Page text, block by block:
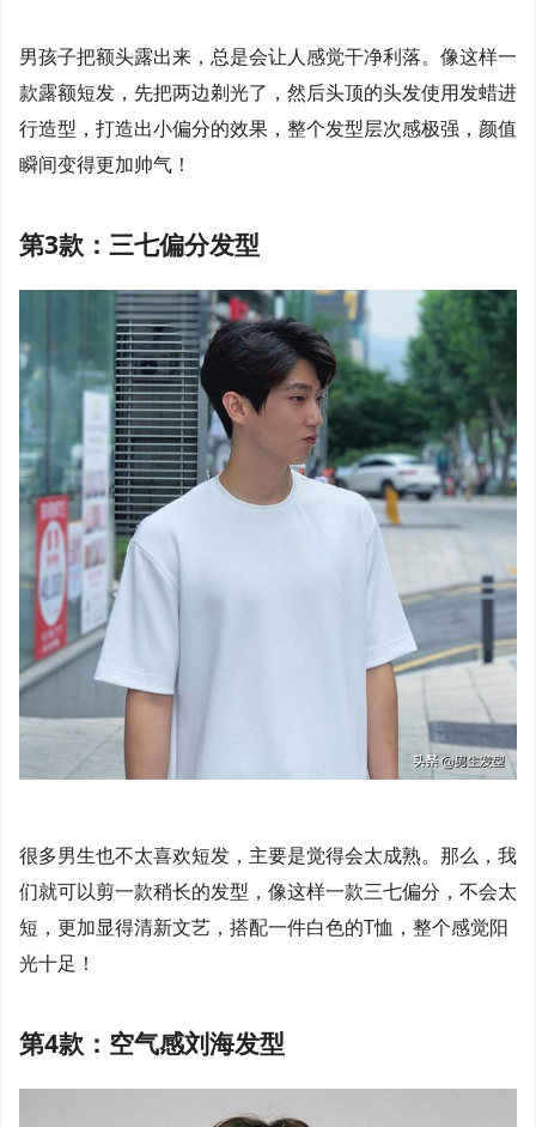
男孩子把额头露出来，总是会让人感觉干净利落。像这样一
款露额短发，先把两边剃光了，然后头顶的头发使用发蜡进
行造型，打造出小偏分的效果，整个发型层次感极强，颜值
瞬间变得更加帅气！
第3款：三七偏分发型
很多男生也不太喜欢短发，主要是觉得会太成熟。那么，我
们就可以剪一款稍长的发型，像这样一款三七偏分，不会太
短，更加显得清新文艺，搭配一件白色的T恤，整个感觉阳
光十足！
第4款：空气感刘海发型